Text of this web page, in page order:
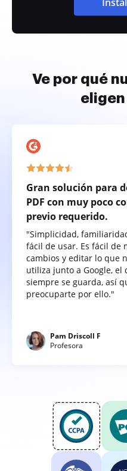
Ve por qué
Gran solución para
PDF con muy poco
previo requerido.
"Simplicidad,
fácil de usar. Es fácil de
cambios y editar lo que
utiliza junto a Google, el
siempre se guarda, así
preocuparte por ello."
Pam Driscoll F
Profesora